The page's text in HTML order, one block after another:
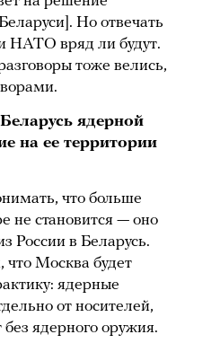
Но отвечать
НАТО вряд ли будут.
тоже велись,
ядерной
на ее территории
что больше
не становится — оно
России в Беларусь.
что Москва будет
ядерные
от носителей,
ядерного оружия.